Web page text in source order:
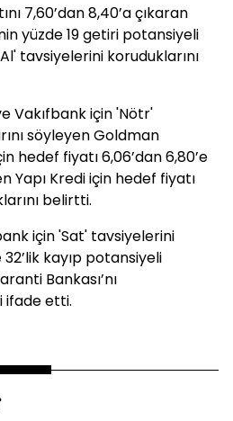
7,60’dan 8,40’a çıkaran
yüzde 19 getiri potansiyeli
tavsiyelerini koruduklarını
Vakıfbank için 'Nötr'
söyleyen Goldman
hedef fiyatı 6,06’dan 6,80’e
Yapı Kredi için hedef fiyatı
belirtti.
için 'Sat' tavsiyelerini
kayıp potansiyeli
Bankası’nı
ifade etti.